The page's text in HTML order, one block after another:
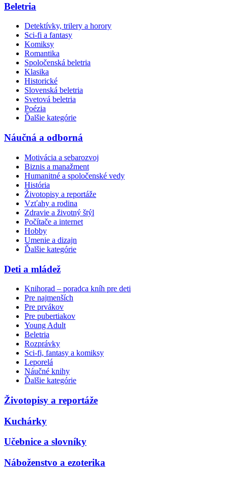
Beletria
Detektívky, trilery a horory
Sci-fi a fantasy
Komiksy
Romantika
Spoločenská beletria
Klasika
Historické
Slovenská beletria
Svetová beletria
Poézia
Ďalšie kategórie
Náučná a odborná
Motivácia a sebarozvoj
Biznis a manažment
Humanitné a spoločenské vedy
História
Životopisy a reportáže
Vzťahy a rodina
Zdravie a životný štýl
Počítače a internet
Hobby
Umenie a dizajn
Ďalšie kategórie
Deti a mládež
Knihorad – poradca kníh pre deti
Pre najmenších
Pre prvákov
Pre pubertiakov
Young Adult
Beletria
Rozprávky
Sci-fi, fantasy a komiksy
Leporelá
Náučné knihy
Ďalšie kategórie
Životopisy a reportáže
Kuchárky
Učebnice a slovníky
Náboženstvo a ezoterika